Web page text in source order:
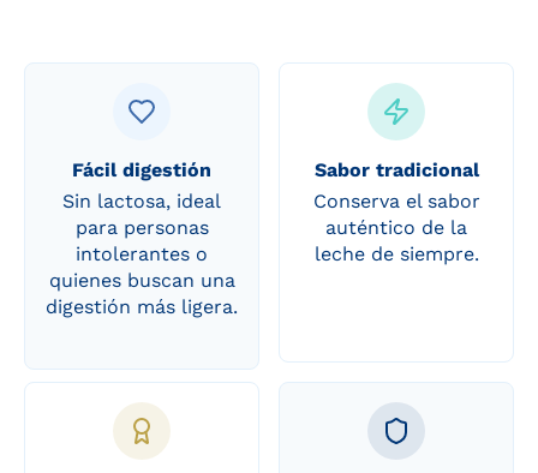
Fácil digestión
Sin lactosa, ideal
para personas
intolerantes o
quienes buscan una
digestión más ligera.
Sabor tradicional
Conserva el sabor
auténtico de la
leche de siempre.